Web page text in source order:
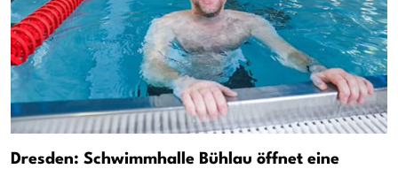
Dresden: Schwimmhalle Bühlau öffnet eine